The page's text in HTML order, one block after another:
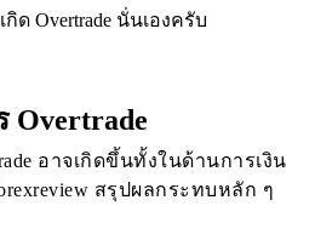
ด Overtrade นั่นเองครับ
Overtrade
อาจเกิดขึ้นทั้งในด้านการเงิน
สรุปผลกระทบหลัก ๆ